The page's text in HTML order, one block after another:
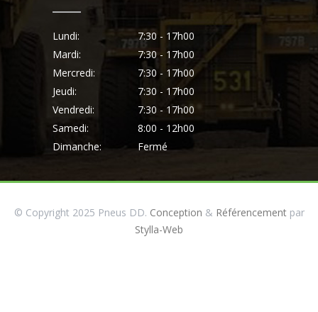
Lundi:
7:30 - 17h00
Mardi:
7:30 - 17h00
Mercredi:
7:30 - 17h00
Jeudi:
7:30 - 17h00
Vendredi:
7:30 - 17h00
Samedi:
8:00 - 12h00
Dimanche:
Fermé
© Copyright 2025 Pneus DD. Conception & Référencementpar
Stylla-Web